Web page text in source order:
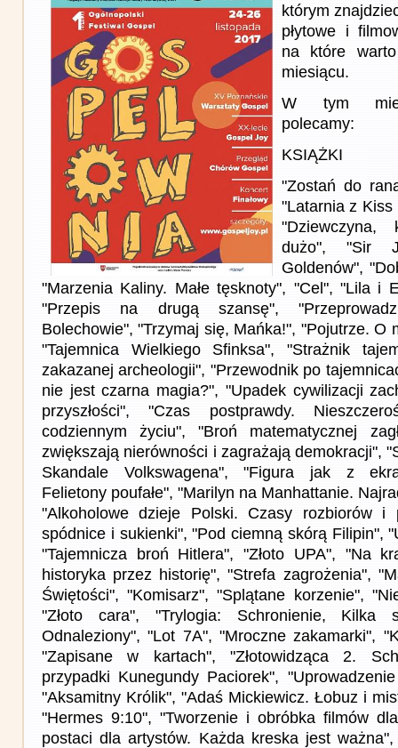
którym
płytowe i
na które
miesiącu.
W tym
polecamy:
KSIĄŻKI
"Zostań do
"Latarnia z Kiss
"Dziewczyna,
dużo", "Sir
Goldenów",
"Marzenia Kaliny. Małe tęsknoty", "Cel", "Lila i
"Przepis na drugą szansę",
Bolechowie", "Trzymaj się, Mańka!", "Pojutrze. O
"Tajemnica Wielkiego Sfinksa", "Strażnik
zakazanej archeologii", "Przewodnik po
nie jest czarna magia?", "Upadek cywilizacji
przyszłości", "Czas postprawdy.
codziennym życiu", "Broń matematycznej
zwiększają nierówności i zagrażają demokracji",
Skandale Volkswagena", "Figura jak z
Felietony poufałe", "Marilyn na Manhattanie.
"Alkoholowe dzieje Polski. Czasy rozbiorów i
spódnice i sukienki", "Pod ciemną skórą Filipin",
"Tajemnicza broń Hitlera", "Złoto UPA", "Na
historyka przez historię", "Strefa zagrożenia",
Świętości", "Komisarz", "Splątane korzenie",
"Złoto cara", "Trylogia: Schronienie, Kilka
Odnaleziony", "Lot 7A", "Mroczne zakamarki",
"Zapisane w kartach", "Złotowidząca 2.
przypadki Kunegundy Paciorek",
"Aksamitny Królik", "Adaś Mickiewicz. Łobuz i
"Hermes 9:10", "Tworzenie i obróbka filmów
postaci dla artystów. Każda kreska jest